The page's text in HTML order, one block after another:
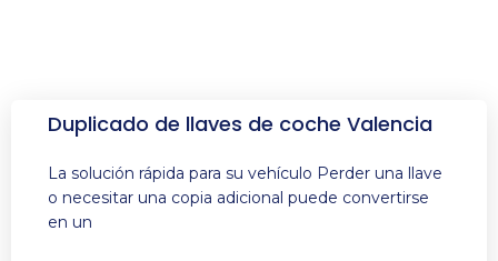
Duplicado de llaves de coche Valencia
La solución rápida para su vehículo Perder una llave
o necesitar una copia adicional puede convertirse
en un